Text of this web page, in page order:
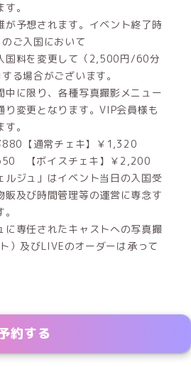
。
予想されます。イベント終了時
ご入国において
国料を変更して（2,500円/60分
る場合がございます。
に限り、各種写真撮影メニュー
り変更となります。VIP会員様も
。
【通常チェキ】￥1,320
【ボイスチェキ】￥2,200
ジュ」はイベント当日の入国受
販及び時間管理等の運営に専念す
に専任されたキャストへの写真撮
）及びLIVEのオーダーは承って
約する